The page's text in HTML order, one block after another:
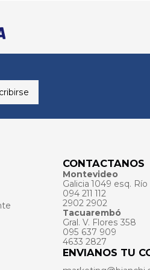
CONTACTANOS
Montevideo
Galicia 1049 esq.
094 211 112
2902 2902
Tacuarembó
Gral. V. Flores 358
095 637 909
4633 2827
ENVIANOS TU